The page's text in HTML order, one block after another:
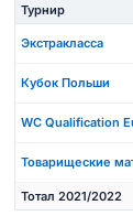
Турнир
Экстракласса
Кубок Польши
WC Qualification
Товарищеские
Тотал 2021/2022